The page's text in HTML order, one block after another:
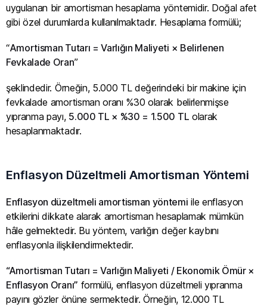
uygulanan bir amortisman hesaplama yöntemidir. Doğal afet
gibi özel durumlarda kullanılmaktadır. Hesaplama formülü;
“Amortisman Tutarı = Varlığın Maliyeti × Belirlenen
Fevkalade Oran”
şeklindedir. Örneğin, 5.000 TL değerindeki bir makine için
fevkalade amortisman oranı %30 olarak belirlenmişse
yıpranma payı, 5.000 TL × %30 = 1.500 TL olarak
hesaplanmaktadır.
Enflasyon Düzeltmeli Amortisman Yöntemi
Enflasyon düzeltmeli amortisman yöntemi ile enflasyon
etkilerini dikkate alarak amortisman hesaplamak mümkün
hâle gelmektedir. Bu yöntem, varlığın değer kaybını
enflasyonla ilişkilendirmektedir.
“Amortisman Tutarı = Varlığın Maliyeti / Ekonomik Ömür ×
Enflasyon Oranı” formülü, enflasyon düzeltmeli yıpranma
payını gözler önüne sermektedir. Örneğin, 12.000 TL